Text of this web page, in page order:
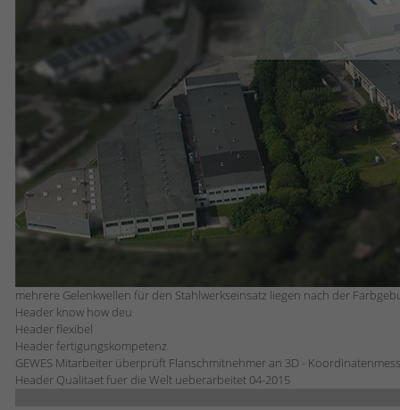
mehrere Gelenkwellen für den Stahlwerkseinsatz liegen nach der
Header know how deu
Header flexibel
Header fertigungskompetenz
GEWES Mitarbeiter überprüft Flanschmitnehmer an 3D -
Header Qualitaet fuer die Welt ueberarbeitet 04-2015